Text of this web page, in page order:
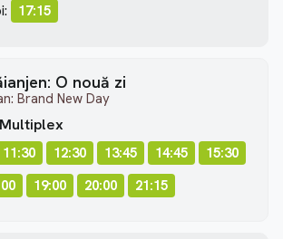
17:15
O nouă zi
Brand New Day
11:30 12:30 13:45 14:45
15:30
19:00 20:00 21:15